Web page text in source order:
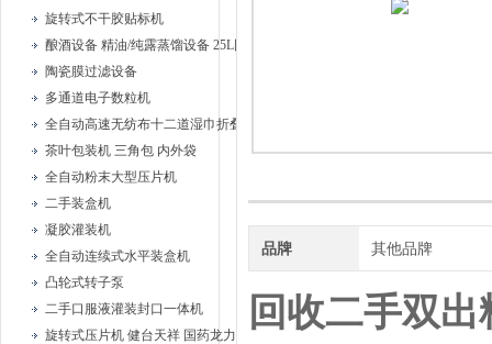
旋转式不干胶贴标机
酿酒设备 精油/纯露蒸馏设备 25L固液蒸馏器、
陶瓷膜过滤设备
多通道电子数粒机
全自动高速无纺布十二道湿巾折叠机
茶叶包装机 三角包 内外袋
全自动粉末大型压片机
二手装盒机
凝胶灌装机
全自动连续式水平装盒机
凸轮式转子泵
二手口服液灌装封口一体机
旋转式压片机 健台天祥 国药龙力
品牌 其他品牌
回收二手双